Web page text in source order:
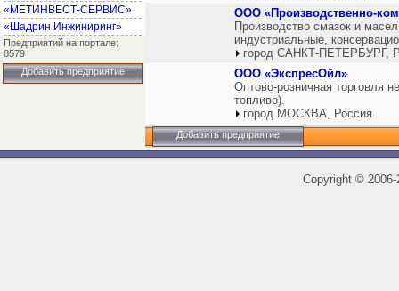
«МЕТИНВЕСТ-СЕРВИС»
«Шадрин Инжиниринг»
Предприятий на портале:
8579
Добавить предприятие
ООО «Производственно-
Производство смазок и
индустриальные,
город САНКТ-ПЕТЕРБУРГ,
ООО «ЭкспресОйл»
Оптово-розничная торговля
топливо).
город МОСКВА, Россия
Добавить предприятие
Copyright ©